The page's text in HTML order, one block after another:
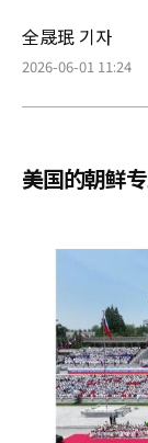
全晟珉 기자
2026-06-01 11:24
美国的朝鲜